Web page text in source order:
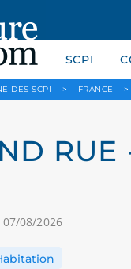
SCPI
DES SCPI > FRANCE >
RUE
08/2026